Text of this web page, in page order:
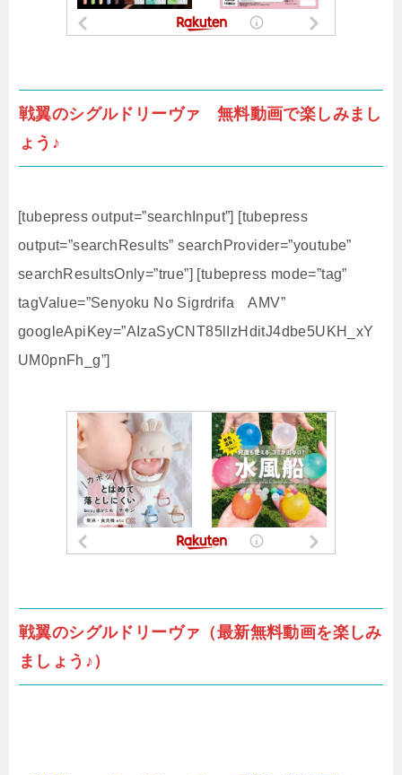
戦翼のシグルドリーヴァ 無料動画で楽しみまし
ょう♪
[tubepress output=”searchInput”] [tubepress
output=”searchResults” searchProvider=”youtube”
searchResultsOnly=”true”] [tubepress mode=”tag”
tagValue=”Senyoku No Sigrdrifa AMV”
googleApiKey=”AIzaSyCNT85lIzHditJ4dbe5UKH_xY
UM0pnFh_g”]
戦翼のシグルドリーヴァ（最新無料動画を楽しみ
ましょう♪）